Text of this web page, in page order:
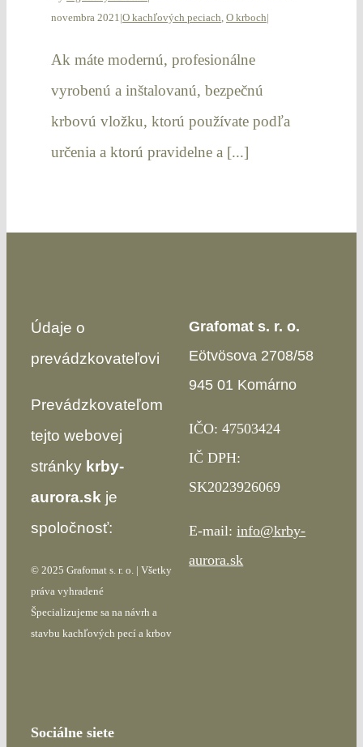
novembra 2021|O kachľových peciach, O krboch|
Ak máte modernú, profesionálne
vyrobenú a inštalovanú, bezpečnú
krbovú vložku, ktorú používate podľa
určenia a ktorú pravidelne a [...]
Údaje o
prevádzkovateľovi
Prevádzkovateľom
tejto webovej
stránky krby-
aurora.sk je
spoločnosť:
© 2025 Grafomat s. r. o. | Všetky
práva vyhradené
Špecializujeme sa na návrh a
stavbu kachľových pecí a krbov
Grafomat s. r. o.
Eötvösova 2708/58
945 01 Komárno
IČO: 47503424
IČ DPH:
SK2023926069
E-mail:info@krby-
aurora.sk
Sociálne siete